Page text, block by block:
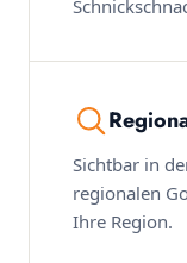
Sichtbar in
regionalen
Ihre Region.